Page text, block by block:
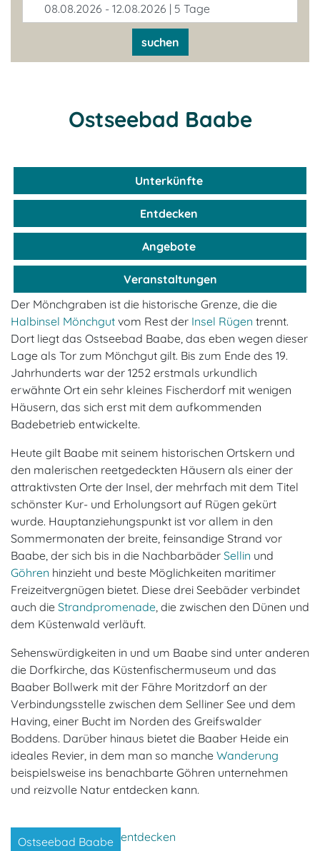
08.08.2026 - 12.08.2026 | 5 Tage
suchen
Ostseebad Baabe
Unterkünfte
Entdecken
Angebote
Veranstaltungen
Der Mönchgraben ist die historische Grenze, die die
Halbinsel Mönchgut vom Rest der Insel Rügen trennt.
Dort liegt das Ostseebad Baabe, das eben wegen dieser
Lage als Tor zum Mönchgut gilt. Bis zum Ende des 19.
Jahrhunderts war der 1252 erstmals urkundlich
erwähnte Ort ein sehr kleines Fischerdorf mit wenigen
Häusern, das sich erst mit dem aufkommenden
Badebetrieb entwickelte.
Heute gilt Baabe mit seinem historischen Ortskern und
den malerischen reetgedeckten Häusern als einer der
attraktivsten Orte der Insel, der mehrfach mit dem Titel
schönster Kur- und Erholungsort auf Rügen gekürt
wurde. Hauptanziehungspunkt ist vor allem in den
Sommermonaten der breite, feinsandige Strand vor
Baabe, der sich bis in die Nachbarbäder Sellin und
Göhren hinzieht und beste Möglichkeiten maritimer
Freizeitvergnügen bietet. Diese drei Seebäder verbindet
auch die Strandpromenade , die zwischen den Dünen und
dem Küstenwald verläuft.
Sehenswürdigkeiten in und um Baabe sind unter anderen
die Dorfkirche, das Küstenfischermuseum und das
Baaber Bollwerk mit der Fähre Moritzdorf an der
Verbindungsstelle zwischen dem Selliner See und dem
Having, einer Bucht im Norden des Greifswalder
Boddens. Darüber hinaus bietet die Baaber Heide ein
ideales Revier, in dem man so manche Wanderung
beispielsweise ins benachbarte Göhren unternehmen
und reizvolle Natur entdecken kann.
Ostseebad Baabe